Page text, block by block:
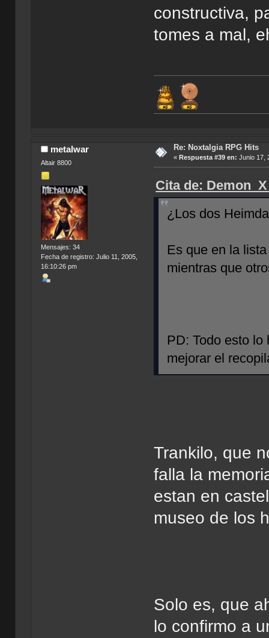
constructiva,
tomes a mal,
metalwar
Altair 8800
Mensajes: 34
Fecha de registro: Julio 11, 2005,
16:10:26 pm
Re: Noxtalgia RPG Hits
« Respuesta #39 en: Junio 17,
Cita de:
¿Los dos
Es que en la
mientras que
PD: Todo esto
mejorar el
Trankilo, que
falla la
estan en
museo de los
Solo es, que
lo confirmo a